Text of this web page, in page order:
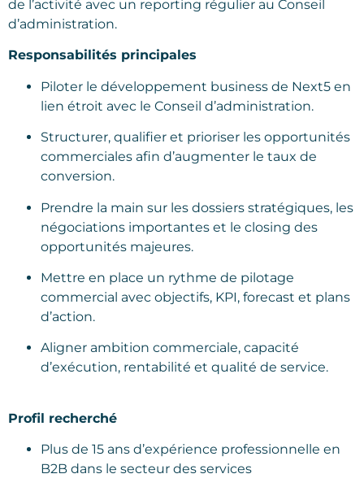
de l’activité avec un reporting régulier au Conseil
d’administration.
Responsabilités principales
Piloter le développement business de Next5 en
lien étroit avec le Conseil d’administration.
Structurer, qualifier et prioriser les opportunités
commerciales afin d’augmenter le taux de
conversion.
Prendre la main sur les dossiers stratégiques, les
négociations importantes et le closing des
opportunités majeures.
Mettre en place un rythme de pilotage
commercial avec objectifs, KPI, forecast et plans
d’action.
Aligner ambition commerciale, capacité
d’exécution, rentabilité et qualité de service.
Profil recherché
Plus de 15 ans d’expérience professionnelle en
B2B dans le secteur des services